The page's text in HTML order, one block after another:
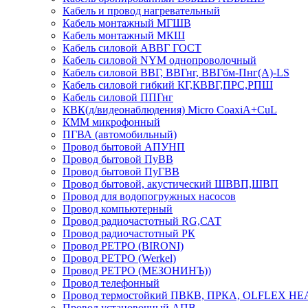
Кабель и провод нагревательный
Кабель монтажный МГШВ
Кабель монтажный МКШ
Кабель силовой АВВГ ГОСТ
Кабель силовой NYM однопроволочный
Кабель силовой ВВГ, ВВГнг, ВВГбм-Пнг(А)-LS
Кабель силовой гибкий КГ,КВВГ,ПРС,РПШ
Кабель силовой ППГнг
КВК(д/видеонаблюдения) Micro CoaxiA+CuL
КММ микрофонный
ПГВА (автомобильный)
Провод бытовой АПУНП
Провод бытовой ПуВВ
Провод бытовой ПуГВВ
Провод бытовой, акустический ШВВП,ШВП
Провод для водопогружных насосов
Провод компьютерный
Провод радиочастотный RG,САТ
Провод радиочастотный РК
Провод РЕТРО (BIRONI)
Провод РЕТРО (Werkel)
Провод РЕТРО (МЕЗОНИНЪ))
Провод телефонный
Провод термостойкий ПВКВ, ПРКА, OLFLEX